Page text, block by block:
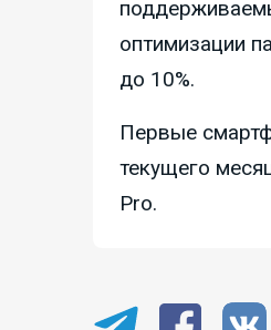
оптимизации
до 10%.
Первые
текущего
Pro.